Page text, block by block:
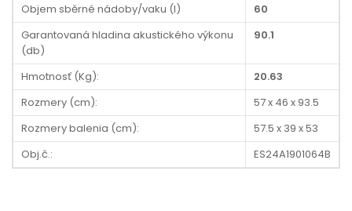
Objem sběrné nádoby/vaku (l)
60
Garantovaná hladina akustického výkonu
(db)
90.1
Hmotnosť (Kg):
20.63
Rozmery (cm):
57 x 46 x 93.5
Rozmery balenia (cm):
57.5 x 39 x 53
Obj.č.:
ES24A1901064B